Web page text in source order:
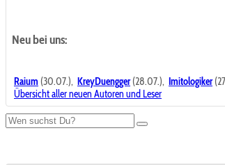
Neu bei uns:
Raium (30.07.), KreyDuengger(28.07.), Imitologiker
Übersicht aller neuen Autoren und Leser